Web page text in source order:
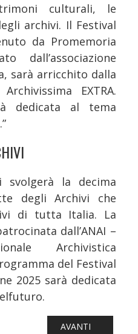
culturali, le
archivi. Il Festival
da Promemoria
dall’associazione
sarà arricchito dalla
EXTRA.
dedicata al tema
la decima
degli Archivi che
di tutta Italia. La
dall’ANAI –
Archivistica
del Festival
2025 sarà dedicata
FERROVIE: GRUPPO FS -
ARTICOLO
AVANTI